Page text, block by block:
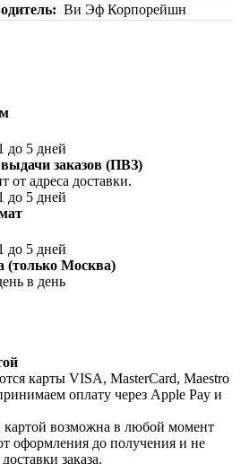
Ви Эф Корпорейшн
до 5 дней
заказов (ПВЗ)
от адреса доставки.
до 5 дней
до 5 дней
(только Москва)
в день
карты VISA, MasterCard, Maestro
оплату через Apple Pay и
картой возможна в любой момент
оформления до получения и не
заказа.